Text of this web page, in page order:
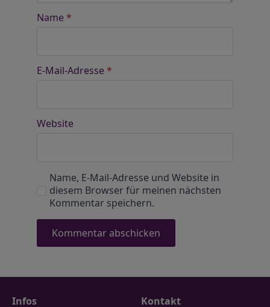
Name *
E-Mail-Adresse *
Website
Name, E-Mail-Adresse und Website in
diesem Browser für meinen nächsten
Kommentar speichern.
Infos Kontakt